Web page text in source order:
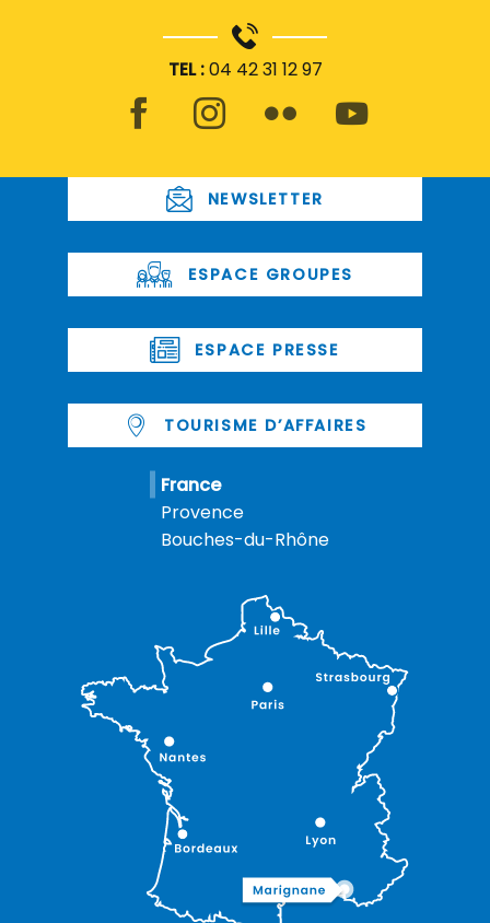
TEL :04 42 31 12 97
NEWSLETTER
ESPACE GROUPES
ESPACE PRESSE
TOURISME D’AFFAIRES
France
Provence
Bouches-du-Rhône